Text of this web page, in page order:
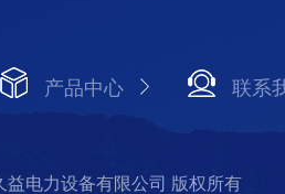
产品中心 联系
电力设备有限公司 版权所有